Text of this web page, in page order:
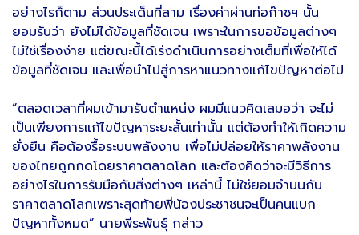
อย่างไรก็ตาม ส่วนประเด็นที่สาม เรื่องค่าผ่านท่อก๊าซฯ นั้น
ยอมรับว่า ยังไม่ได้ข้อมูลที่ชัดเจน เพราะในการขอข้อมูลต่างๆ
ไม่ใช่เรื่องง่าย แต่ขณะนี้ได้เร่งดำเนินการอย่างเต็มที่เพื่อให้ได้
ข้อมูลที่ชัดเจน และเพื่อนำไปสู่การหาแนวทางแก้ไขปัญหาต่อไป
“ตลอดเวลาที่ผมเข้ามารับตำแหน่ง ผมมีแนวคิดเสมอว่า จะไม่
เป็นเพียงการแก้ไขปัญหาระยะสั้นเท่านั้น แต่ต้องทำให้เกิดความ
ยั่งยืน คือต้องรื้อระบบพลังงาน เพื่อไม่ปล่อยให้ราคาพลังงาน
ของไทยถูกกดโดยราคาตลาดโลก และต้องคิดว่าจะมีวิธีการ
อย่างไรในการรับมือกับสิ่งต่างๆ เหล่านี้ ไม่ใช่ยอมจำนนกับ
ราคาตลาดโลกเพราะสุดท้ายพี่น้องประชาชนจะเป็นคนแบก
ปัญหาทั้งหมด” นายพีระพันธุ์ กล่าว